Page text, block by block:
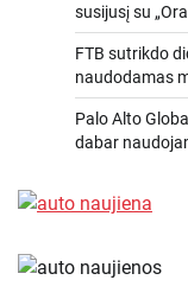
susijusį su
FTB sutrikdo
naudodamas
Palo Alto
dabar